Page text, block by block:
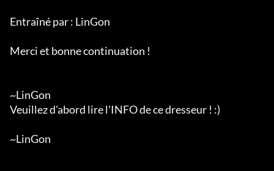
Entraîné par : LinGon
Merci et bonne continuation !
~LinGon
Veuillez d'abord lire l'INFO de ce dresseur ! :)
~LinGon